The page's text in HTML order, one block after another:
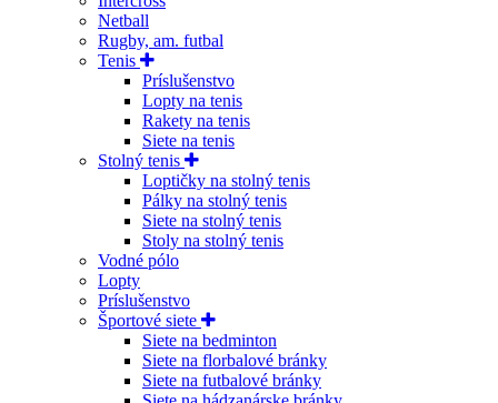
Netball
Rugby, am. futbal
Tenis
Príslušenstvo
Lopty na tenis
Rakety na tenis
Siete na tenis
Stolný tenis
Loptičky na stolný tenis
Pálky na stolný tenis
Siete na stolný tenis
Stoly na stolný tenis
Vodné pólo
Lopty
Príslušenstvo
Športové siete
Siete na bedminton
Siete na florbalové bránky
Siete na futbalové bránky